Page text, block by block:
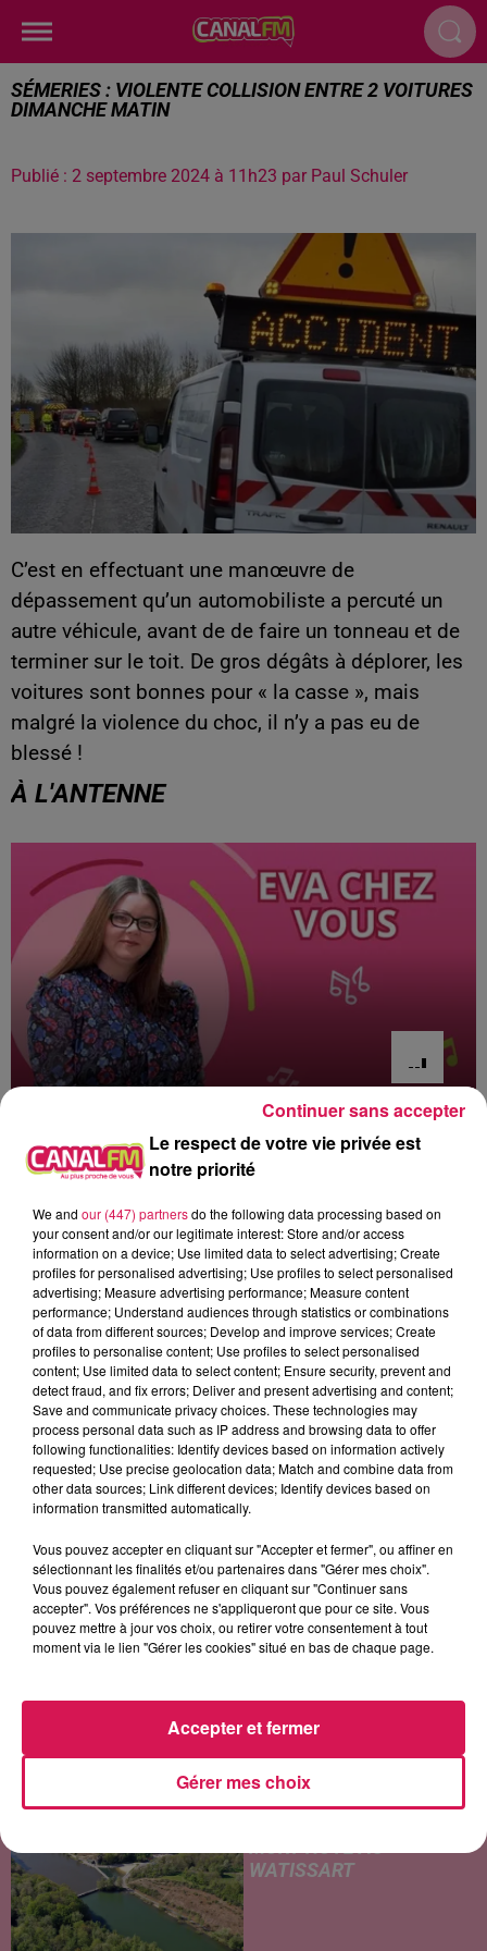
SÉMERIES : VIOLENTE COLLISION ENTRE 2 VOITURES
DIMANCHE MATIN
Publié : 2 septembre 2024 à 11h23 par Paul Schuler
C’est en effectuant une manœuvre de
dépassement qu’un automobiliste a percuté un
autre véhicule, avant de de faire un tonneau et de
terminer sur le toit. De gros dégâts à déplorer, les
voitures sont bonnes pour « la casse », mais
malgré la violence du choc, il n’y a pas eu de
blessé !
À L'ANTENNE
EVA CHEZ VOUS
9h37
9h37
BRUNO MARS
I Just Might
9h34
9h34
TINA ARENA
Aimer Jusqu'à
L'impossible
9h29
9h29
TEMPER CITY
Self Aware
LES ARTICLES LES PLUS CONSULTÉS
CHALEUR ET RISQUE
D'ORAGES CE LUNDI EN
SAMBRE-AVESNOIS-
Un temps typiquement estival
et changeant concerne nos
secteurs ce lundi 3 août. Entre
des températures élevées
l'après-midi et un risque
JEUMONT : UN
MORT NOYÉ AU
WATISSART
Le respect de votre vie privée est
notre priorité
We and our (447) partnersdo the following data processing based on
your consent and/or our legitimate interest: Store and/or access
information on a device; Use limited data to select advertising; Create
profiles for personalised advertising; Use profiles to select personalised
advertising; Measure advertising performance; Measure content
performance; Understand audiences through statistics or combinations
of data from different sources; Develop and improve services; Create
profiles to personalise content; Use profiles to select personalised
content; Use limited data to select content; Ensure security, prevent and
detect fraud, and fix errors; Deliver and present advertising and content;
Save and communicate privacy choices. These technologies may
process personal data such as IP address and browsing data to offer
following functionalities: Identify devices based on information actively
requested; Use precise geolocation data; Match and combine data from
other data sources; Link different devices; Identify devices based on
information transmitted automatically.
Vous pouvez accepter en cliquant sur "Accepter et fermer", ou affiner en
sélectionnant les finalités et/ou partenaires dans "Gérer mes choix".
Vous pouvez également refuser en cliquant sur "Continuer sans
accepter". Vos préférences ne s'appliqueront que pour ce site. Vous
pouvez mettre à jour vos choix, ou retirer votre consentement à tout
moment via le lien "Gérer les cookies" situé en bas de chaque page.
Gérer mes choix
Accepter et fermer
Continuer sans accepter